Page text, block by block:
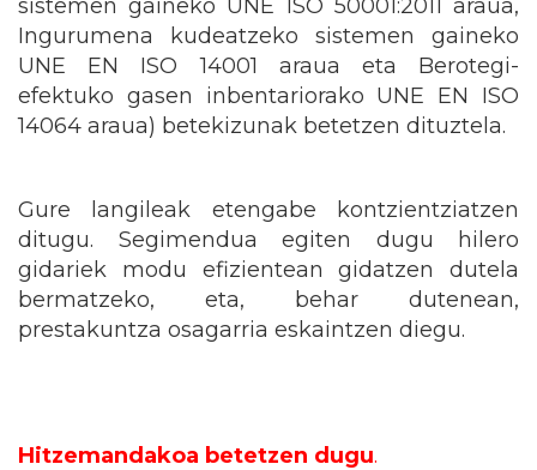
sistemen gaineko UNE ISO 50001:2011 araua,
Ingurumena kudeatzeko sistemen gaineko
UNE EN ISO 14001 araua eta Berotegi-
efektuko gasen inbentariorako UNE EN ISO
14064 araua) betekizunak betetzen dituztela.
Gure langileak etengabe kontzientziatzen
ditugu. Segimendua egiten dugu hilero
gidariek modu efizientean gidatzen dutela
bermatzeko, eta, behar dutenean,
prestakuntza osagarria eskaintzen diegu.
Hitzemandakoa betetzen dugu.